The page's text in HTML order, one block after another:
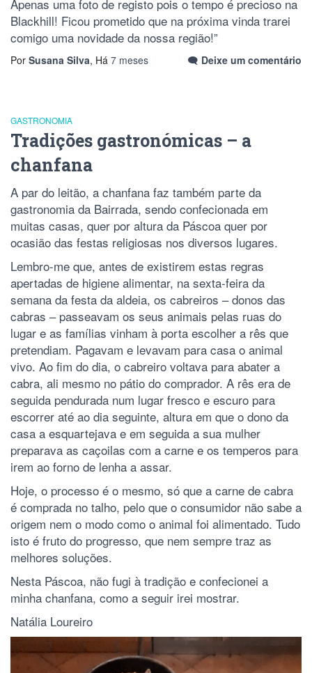
Apenas uma foto de registo pois o tempo é precioso na
Blackhill! Ficou prometido que na próxima vinda trarei
comigo uma novidade da nossa região!”
Por Susana Silva, Há 7 meses Deixe um comentário
GASTRONOMIA
Tradições gastronómicas – a
chanfana
A par do leitão, a chanfana faz também parte da
gastronomia da Bairrada, sendo confecionada em
muitas casas, quer por altura da Páscoa quer por
ocasião das festas religiosas nos diversos lugares.
Lembro-me que, antes de existirem estas regras
apertadas de higiene alimentar, na sexta-feira da
semana da festa da aldeia, os cabreiros – donos das
cabras – passeavam os seus animais pelas ruas do
lugar e as famílias vinham à porta escolher a rês que
pretendiam. Pagavam e levavam para casa o animal
vivo. Ao fim do dia, o cabreiro voltava para abater a
cabra, ali mesmo no pátio do comprador. A rês era de
seguida pendurada num lugar fresco e escuro para
escorrer até ao dia seguinte, altura em que o dono da
casa a esquartejava e em seguida a sua mulher
preparava as caçoilas com a carne e os temperos para
irem ao forno de lenha a assar.
Hoje, o processo é o mesmo, só que a carne de cabra
é comprada no talho, pelo que o consumidor não sabe a
origem nem o modo como o animal foi alimentado. Tudo
isto é fruto do progresso, que nem sempre traz as
melhores soluções.
Nesta Páscoa, não fugi à tradição e confecionei a
minha chanfana, como a seguir irei mostrar.
Natália Loureiro